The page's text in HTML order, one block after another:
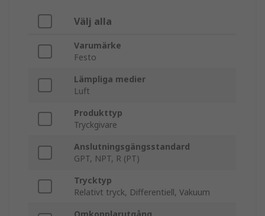
Välj alla
Varumärke
Festo
Lämpliga medier
Luft
Produkttyp
Tryckgivare
Anslutningsgängsstandard
GPT, NPT, R (PT)
Trycktyp
Relativt tryck, Differentiell, Vakuum